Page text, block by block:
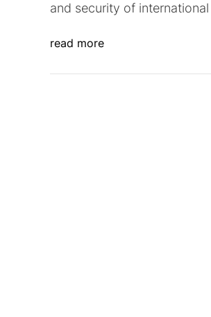
and security of
read more